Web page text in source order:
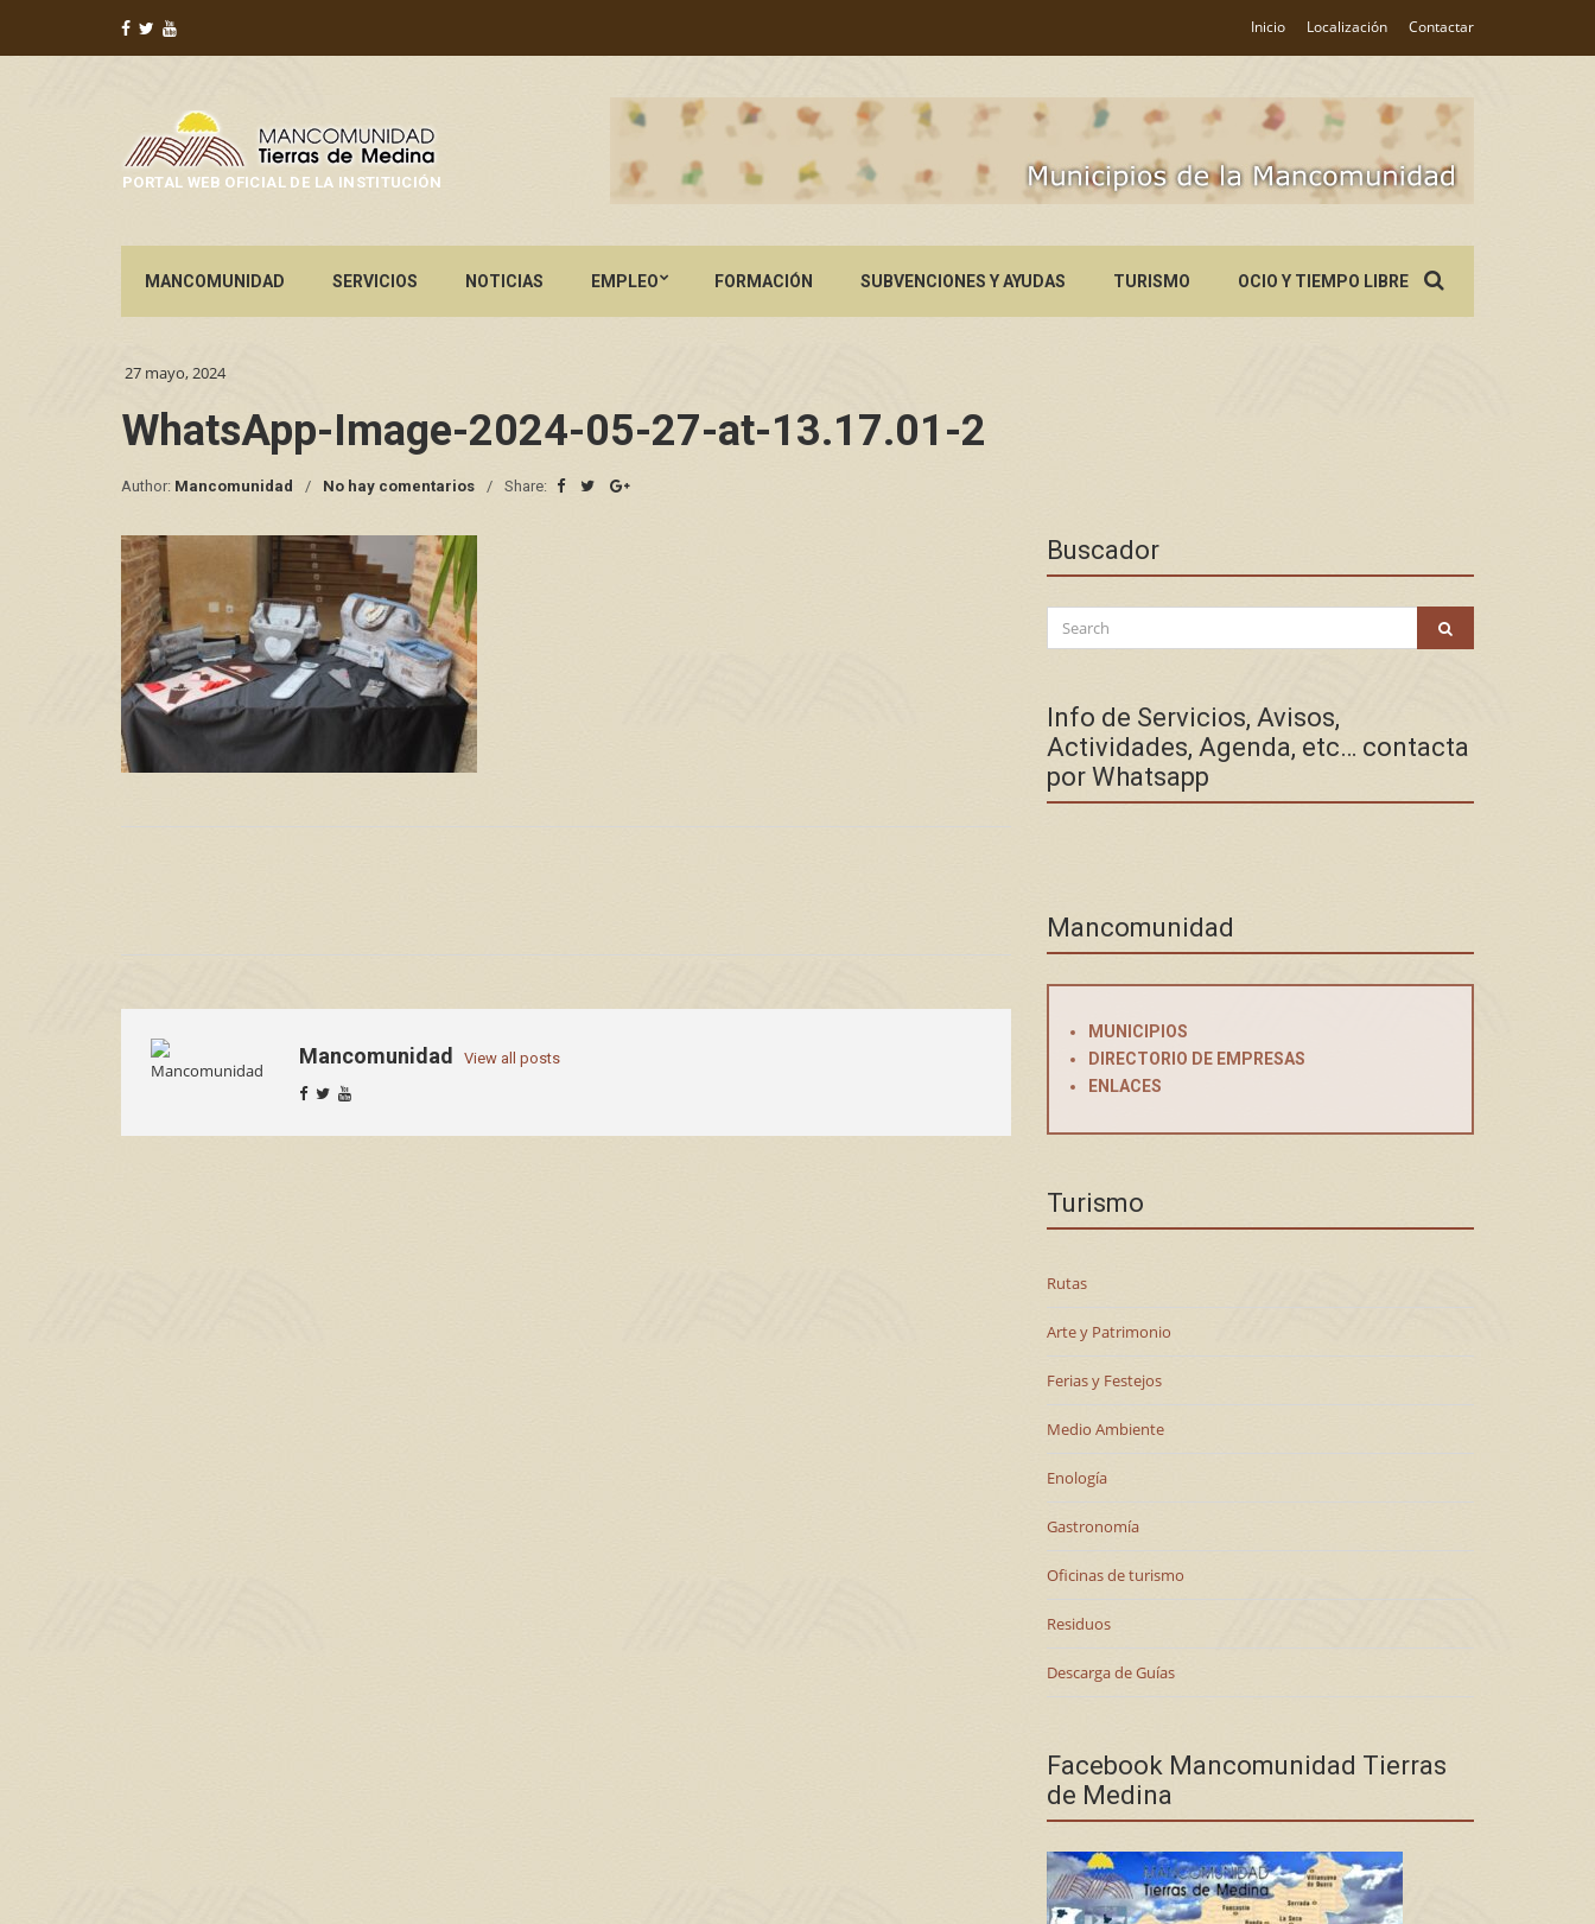
Inicio Localización Contactar
PORTAL WEB OFICIAL DE LA INSTITUCIÓN
MANCOMUNIDAD SERVICIOS NOTICIAS EMPLEO FORMACIÓN SUBVENCIONES Y AYUDAS TURISMO OCIO Y TIEMPO LIBREfor:
27 mayo, 2024
WhatsApp-Image-2024-05-27-at-13.17.01-2
Author: Mancomunidad No hay comentarios Share:
Mancomunidad View all posts
Buscador
Search
for:
Info de Servicios, Avisos,
Actividades, Agenda, etc… contacta
por Whatsapp
Mancomunidad
MUNICIPIOS
DIRECTORIO DE EMPRESAS
ENLACES
Turismo
Rutas
Arte y Patrimonio
Ferias y Festejos
Medio Ambiente
Enología
Gastronomía
Oficinas de turismo
Residuos
Descarga de Guías
Facebook Mancomunidad Tierras
de Medina